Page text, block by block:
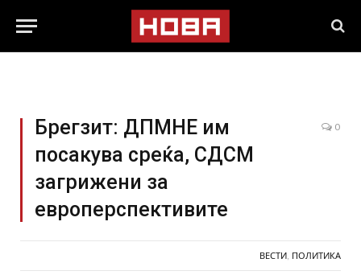
Брегзит: ДПМНЕ им
посакува среќа, СДСМ
загрижени за
европерспективите
0
ВЕСТИ ПОЛИТИКА